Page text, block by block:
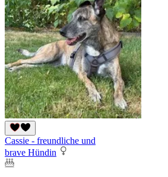
Cassie - freundliche und
brave Hündin